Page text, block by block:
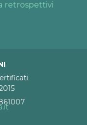
retrospettivi